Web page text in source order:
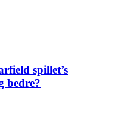
spillet’s
bedre?